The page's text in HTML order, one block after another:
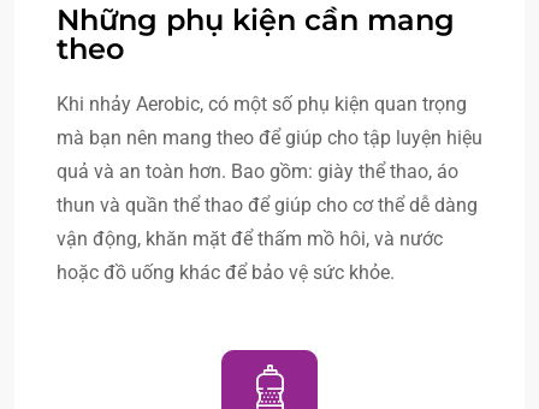
Những phụ kiện cần mang
theo
Khi nhảy Aerobic, có một số phụ kiện quan trọng
mà bạn nên mang theo để giúp cho tập luyện hiệu
quả và an toàn hơn. Bao gồm: giày thể thao, áo
thun và quần thể thao để giúp cho cơ thể dễ dàng
vận động, khăn mặt để thấm mồ hôi, và nước
hoặc đồ uống khác để bảo vệ sức khỏe.